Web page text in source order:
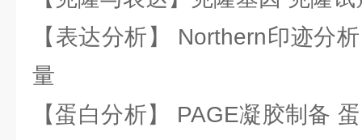
【表达分析】 Northern印迹分
量
【蛋白分析】 PAGE凝胶制备